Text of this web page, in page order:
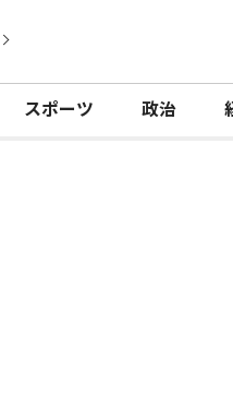
スポーツ 政治